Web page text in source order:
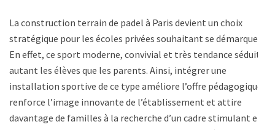
La construction terrain de padel à Paris devient un choix
stratégique pour les écoles privées souhaitant se démarquer.
En effet, ce sport moderne, convivial et très tendance séduit
autant les élèves que les parents. Ainsi, intégrer une
installation sportive de ce type améliore l’offre pédagogique,
renforce l’image innovante de l’établissement et attire
davantage de familles à la recherche d’un cadre stimulant et